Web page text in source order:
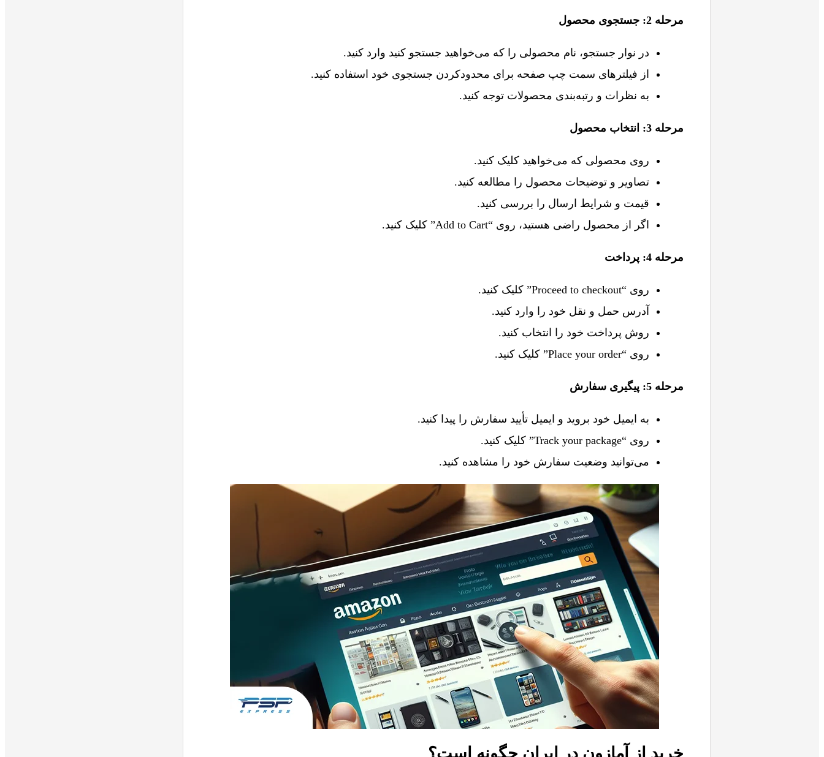
مرحله 2: جستجوی محصول
در نوار جستجو، نام محصولی را که می‌خواهید جستجو کنید وارد کنید.
از فیلترهای سمت چپ صفحه برای محدودکردن جستجوی خود استفاده کنید.
به نظرات و رتبه‌بندی محصولات توجه کنید.
مرحله 3: انتخاب محصول
روی محصولی که می‌خواهید کلیک کنید.
تصاویر و توضیحات محصول را مطالعه کنید.
قیمت و شرایط ارسال را بررسی کنید.
اگر از محصول راضی هستید، روی “Add to Cart” کلیک کنید.
مرحله 4: پرداخت
روی “Proceed to checkout” کلیک کنید.
آدرس حمل و نقل خود را وارد کنید.
روش پرداخت خود را انتخاب کنید.
روی “Place your order” کلیک کنید.
مرحله 5: پیگیری سفارش
به ایمیل خود بروید و ایمیل تأیید سفارش را پیدا کنید.
روی “Track your package” کلیک کنید.
می‌توانید وضعیت سفارش خود را مشاهده کنید.
خرید از آمازون در ایران چگونه است؟